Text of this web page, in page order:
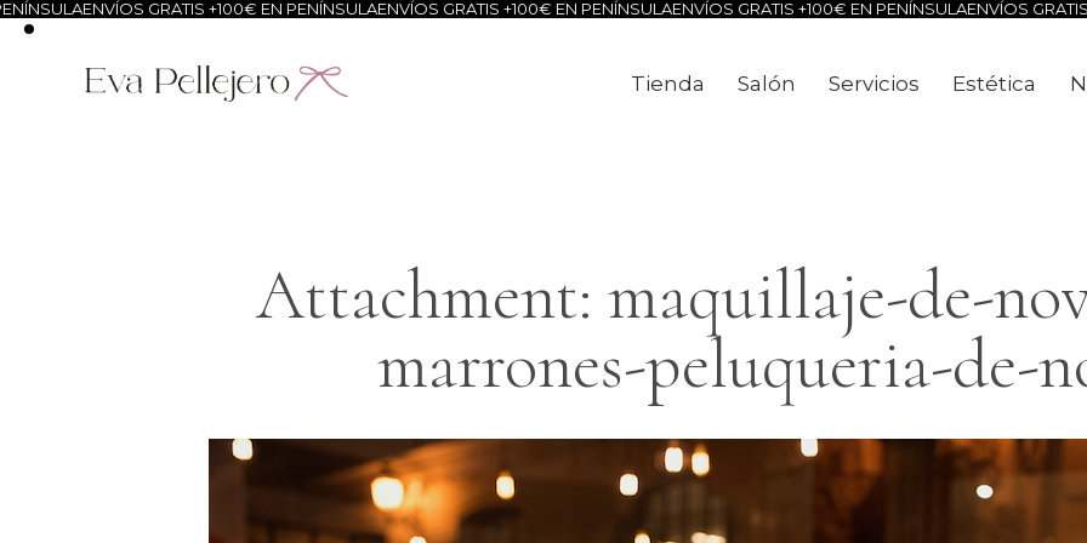
ENVÍOS GRATIS +100€ EN PENÍNSULAENVÍOS GRATIS +100€ EN PENÍNSULAENVÍOS GRATIS +100€ EN PENÍNSULAENVÍOS GRATIS
Tienda Salón Servicios Estética
Attachment: maquillaje-de-
marrones-peluqueria-de-